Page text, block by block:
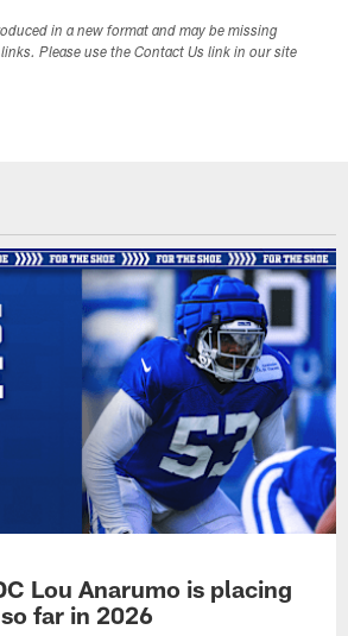
in a new format and may be missing
Please use the Contact Us link in our site
Lou Anarumo is placing
far in 2026